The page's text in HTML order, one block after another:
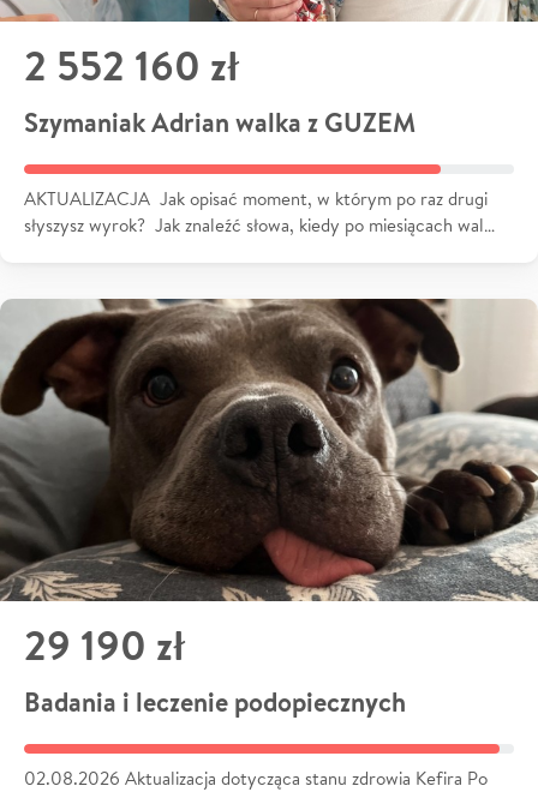
2 552 160 zł
Szymaniak Adrian walka z GUZEM
AKTUALIZACJA Jak opisać moment, w którym po raz drugi
słyszysz wyrok? Jak znaleźć słowa, kiedy po miesiącach wal…
29 190 zł
Badania i leczenie podopiecznych
02.08.2026 Aktualizacja dotycząca stanu zdrowia Kefira Po